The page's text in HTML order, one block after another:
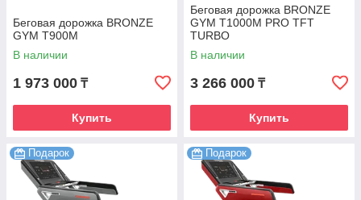
Беговая дорожка BRONZE
GYM T900M
В наличии
1 973 000 ₸
Купить
Беговая дорожка BRONZE
GYM T1000M PRO TFT
TURBO
В наличии
3 266 000 ₸
Купить
Подарок Подарок